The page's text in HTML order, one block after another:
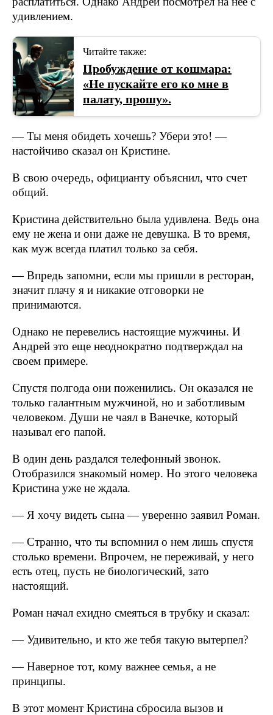
удивлением.
Читайте также:
Пробуждение от кошмара:
«Не пускайте его ко мне в
палату, прошу».
— Ты меня обидеть хочешь? Убери это! —
настойчиво сказал он Кристине.
В свою очередь, официанту объяснил, что счет
общий.
Кристина действительно была удивлена. Ведь она
ему не жена и они даже не девушка. В то время,
как муж всегда платил только за себя.
— Впредь запомни, если мы пришли в ресторан,
значит плачу я и никакие отговорки не
принимаются.
Однако не перевелись настоящие мужчины. И
Андрей это еще неоднократно подтверждал на
своем примере.
Спустя полгода они поженились. Он оказался не
только галантным мужчиной, но и заботливым
человеком. Души не чаял в Ванечке, который
называл его папой.
В один день раздался телефонный звонок.
Отобразился знакомый номер. Но этого человека
Кристина уже не ждала.
— Я хочу видеть сына — уверенно заявил Роман.
— Странно, что ты вспомнил о нем лишь спустя
столько времени. Впрочем, не переживай, у него
есть отец, пусть не биологический, зато
настоящий.
Роман начал ехидно смеяться в трубку и сказал:
— Удивительно, и кто же тебя такую вытерпел?
— Наверное тот, кому важнее семья, а не
принципы.
В этот момент Кристина сбросила вызов и